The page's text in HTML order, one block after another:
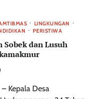
LINGKUNGAN
PERISTIWA
dan Lusuh
– Kepala Desa